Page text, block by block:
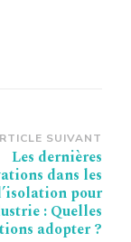
SUIVANT
Les dernières
dans les
pour
: Quelles
adopter ?